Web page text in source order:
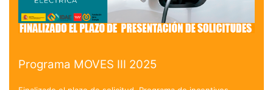
Programa MOVES III 2025